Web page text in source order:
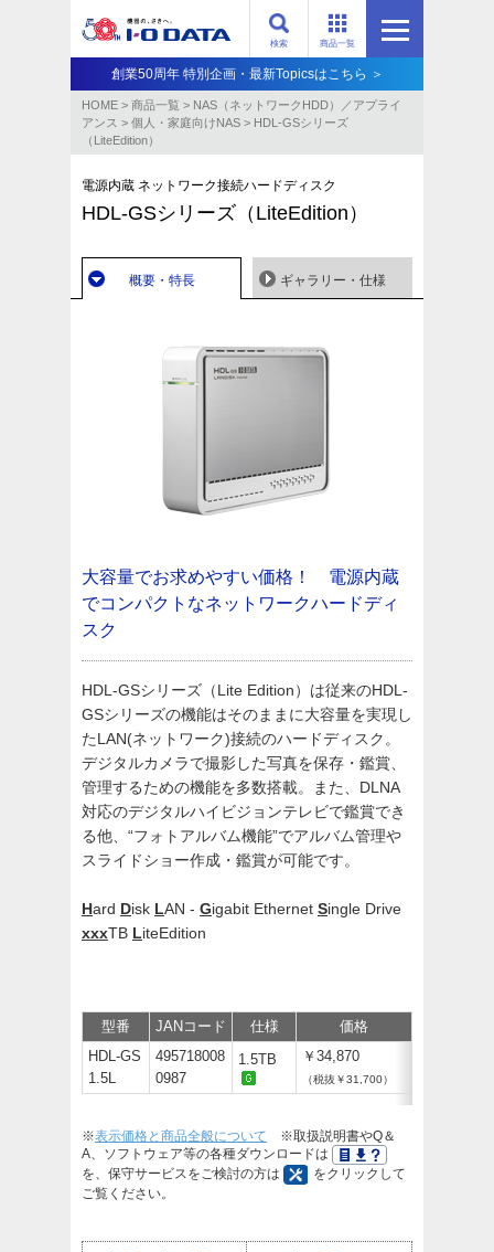
商品一覧
検索
創業50周年 特別企画・最新Topicsはこちら ＞
HOME > 商品一覧 > NAS（ネットワークHDD）／アプライ
アンス​ > 個人・家庭向けNAS > HDL-GSシリーズ
（LiteEdition）
電源内蔵 ネットワーク接続ハードディスク
HDL-GSシリーズ（LiteEdition）
概要・特長 ギャラリー・仕様
大容量でお求めやすい価格！ 電源内蔵
でコンパクトなネットワークハードディ
スク
HDL-GSシリーズ（Lite Edition）は従来のHDL-
GSシリーズの機能はそのままに大容量を実現し
たLAN(ネットワーク)接続のハードディスク。
デジタルカメラで撮影した写真を保存・鑑賞、
管理するための機能を多数搭載。また、DLNA
対応のデジタルハイビジョンテレビで鑑賞でき
る他、“フォトアルバム機能”でアルバム管理や
スライドショー作成・鑑賞が可能です。
Hard Disk LAN - Gigabit Ethernet Single Drive
xxxTB LiteEdition
型番 JANコード 仕様 価格
HDL-GS
1.5L
495718008
0987
1.5TB ￥34,870
（税抜￥31,700）
※表示価格と商品全般について ※取扱説明書やQ＆
A、ソフトウェア等の各種ダウンロードは
を、保守サービスをご検討の方は
をクリックして
ご覧ください。